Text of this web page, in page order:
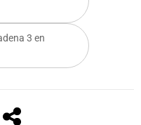
3 en